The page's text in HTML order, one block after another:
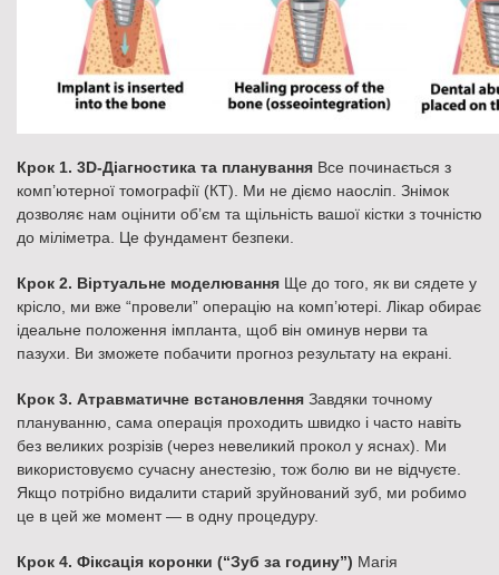
Крок 1. 3D-Діагностика та планування Все починається з
комп’ютерної томографії (КТ). Ми не діємо наосліп. Знімок
дозволяє нам оцінити об’єм та щільність вашої кістки з точністю
до міліметра. Це фундамент безпеки.
Крок 2. Віртуальне моделювання Ще до того, як ви сядете у
крісло, ми вже “провели” операцію на комп’ютері. Лікар обирає
ідеальне положення імпланта, щоб він оминув нерви та
пазухи. Ви зможете побачити прогноз результату на екрані.
Крок 3. Атравматичне встановлення Завдяки точному
плануванню, сама операція проходить швидко і часто навіть
без великих розрізів (через невеликий прокол у яснах). Ми
використовуємо сучасну анестезію, тож болю ви не відчуєте.
Якщо потрібно видалити старий зруйнований зуб, ми робимо
це в цей же момент — в одну процедуру.
Крок 4. Фіксація коронки (“Зуб за годину”) Магія